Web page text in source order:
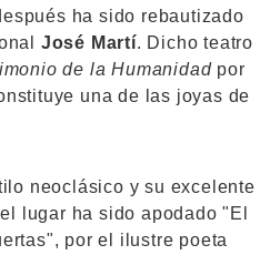
ha sido rebautizado
José Martí. Dicho teatro
de la Humanidadpor
una de las joyas de
neoclásico y su excelente
lugar ha sido apodado "El
por el ilustre poeta